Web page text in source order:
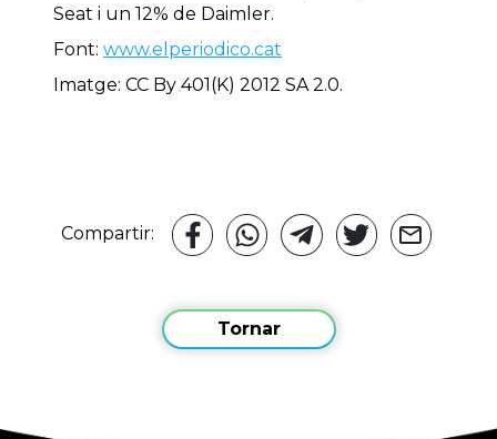
Seat i un 12% de Daimler.
Font: www.elperiodico.cat
Imatge: CC By 401(K) 2012 SA 2.0.
Compartir:
Tornar